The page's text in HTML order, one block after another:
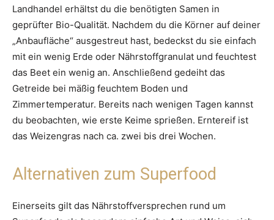
Landhandel erhältst du die benötigten Samen in
geprüfter Bio-Qualität. Nachdem du die Körner auf deiner
„Anbaufläche“ ausgestreut hast, bedeckst du sie einfach
mit ein wenig Erde oder Nährstoffgranulat und feuchtest
das Beet ein wenig an. Anschließend gedeiht das
Getreide bei mäßig feuchtem Boden und
Zimmertemperatur. Bereits nach wenigen Tagen kannst
du beobachten, wie erste Keime sprießen. Erntereif ist
das Weizengras nach ca. zwei bis drei Wochen.
Alternativen zum Superfood
Einerseits gilt das Nährstoffversprechen rund um